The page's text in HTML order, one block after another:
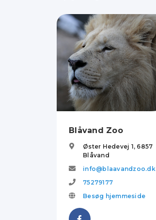
Blåvand Zoo
Øster Hedevej 1, 6857
Blåvand
info@blaavandzoo.dk
75279177
Besøg hjemmeside